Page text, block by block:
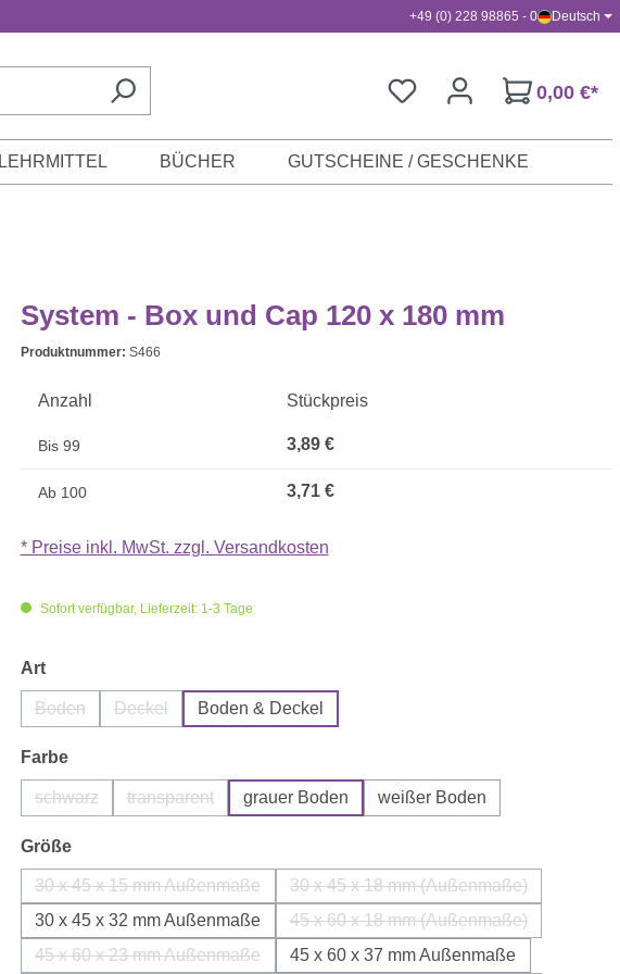
+49 (0) 228 98865 - 0 Deutsch
0,00 €*
LEHRMITTEL BÜCHER GUTSCHEINE / GESCHENKE
System - Box und Cap 120 x 180 mm
Produktnummer: S466
Anzahl Stückpreis
Bis 99 3,89 €
Ab 100 3,71 €
* Preise inkl. MwSt. zzgl. Versandkosten
Sofort verfügbar, Lieferzeit: 1-3 Tage
Artauswählen
Boden
(Diese Option ist zurzeit nicht verfügbar.)
Deckel
(Diese Option ist zurzeit nicht verfügbar.)
Boden & Deckel
Farbeauswählen
schwarz
(Diese Option ist zurzeit nicht verfügbar.)
transparent
(Diese Option ist zurzeit nicht verfügbar.)
grauer Boden weißer Boden
Größeauswählen
30 x 45 x 15 mm Außenmaße
(Diese Option ist zurzeit nicht verfügbar.)
30 x 45 x 18 mm (Außenmaße)
(Diese Option ist zurzeit nicht
30 x 45 x 32 mm Außenmaße 45 x 60 x 18 mm (Außenmaße)
(Diese Option ist zurzeit nicht
45 x 60 x 23 mm Außenmaße
(Diese Option ist zurzeit nicht verfügbar.)
45 x 60 x 37 mm Außenmaße